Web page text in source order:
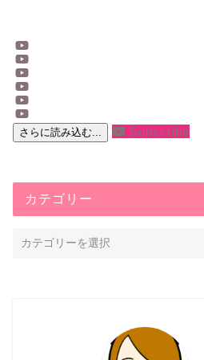
さらに読み込む... Subscribe
カテゴリー